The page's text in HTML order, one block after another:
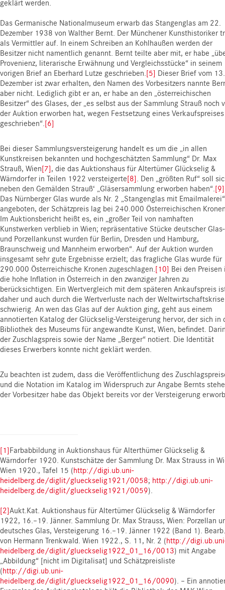
geklärt werden.
Das Germanische Nationalmuseum erwarb das Stangenglas am 22.
Dezember 1938 von Walther Bernt. Der Münchener Kunsthistoriker
als Vermittler auf. In einem Schreiben an Kohlhaußen werden der
Besitzer nicht namentlich genannt. Bernt teilte aber mit, er habe
Provenienz, literarische Erwähnung und Vergleichsstücke“ in seinem
vorigen Brief an Eberhard Lutze geschrieben.[5] Dieser Brief vom 13.
Dezember ist zwar erhalten, den Namen des Vorbesitzers nannte
aber nicht. Lediglich gibt er an, er habe an den „österreichischen
Besitzer“ des Glases, der „es selbst aus der Sammlung Strauß noch
der Auktion erworben hat, wegen Festsetzung eines Verkaufspreises
geschrieben“.[6]
Bei dieser Sammlungsversteigerung handelt es um die „in allen
Kunstkreisen bekannten und hochgeschätzten Sammlung“ Dr. Max
Strauß, Wien[7], die das Auktionshaus für Altertümer Glückselig &
Wärndorfer in Teilen 1922 versteigerte[8]. Den „größten Ruf“ soll
neben den Gemälden Strauß‘ „Gläsersammlung erworben haben“.[9]
Das Nürnberger Glas wurde als Nr. 2 „Stangenglas mit Emailmalerei“
angeboten, der Schätzpreis lag bei 240.000 Österreichischen
Im Auktionsbericht heißt es, ein „großer Teil von namhaften
Kunstwerken verblieb in Wien; repräsentative Stücke deutscher Glas-
und Porzellankunst wurden für Berlin, Dresden und Hamburg,
Braunschweig und Mannheim erworben“. Auf der Auktion wurden
insgesamt sehr gute Ergebnisse erzielt; das fragliche Glas wurde für
290.000 Österreichische Kronen zugeschlagen.[10] Bei den Preisen
die hohe Inflation in Österreich in den zwanziger Jahren zu
berücksichtigen. Ein Wertvergleich mit dem späteren Ankaufspreis
daher und auch durch die Wertverluste nach der Weltwirtschaftskrise
schwierig. An wen das Glas auf der Auktion ging, geht aus einem
annotierten Katalog der Glückselig-Versteigerung hervor, der sich in
Bibliothek des Museums für angewandte Kunst, Wien, befindet.
der Zuschlagspreis sowie der Name „Berger“ notiert. Die Identität
dieses Erwerbers konnte nicht geklärt werden.
Zu beachten ist zudem, dass die Veröffentlichung des
und die Notation im Katalog im Widerspruch zur Angabe Bernts
der Vorbesitzer habe das Objekt bereits vor der Versteigerung
[1]Farbabbildung in Auktionshaus für Alterthümer Glückselig &
Wärndorfer 1920. Kunstschätze der Sammlung Dr. Max Strauss in
Wien 1920., Tafel 15 (http://digi.ub.uni-
heidelberg.de/diglit/glueckselig1921/0058; http://digi.ub.uni-
heidelberg.de/diglit/glueckselig1921/0059).
[2]Aukt.Kat. Auktionshaus für Altertümer Glückselig & Wärndorfer
1922, 16.–19. Jänner. Sammlung Dr. Max Strauss, Wien: Porzellan
deutsches Glas, Versteigerung 16.–19. Jänner 1922 (Band 1). Bearb.
von Hermann Trenkwald. Wien 1922., S. 11, Nr. 2 (http://
heidelberg.de/diglit/glueckselig1922_01_16/0013) mit Angabe
„Abbildung“ [nicht im Digitalisat] und Schätzpreisliste
(http://digi.ub.uni-
heidelberg.de/diglit/glueckselig1922_01_16/0090). – Ein